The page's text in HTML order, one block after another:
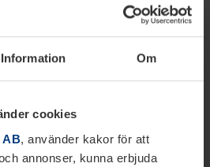
Information Om
cookies
AB, använder kakor för att
annonser, kunna erbjuda